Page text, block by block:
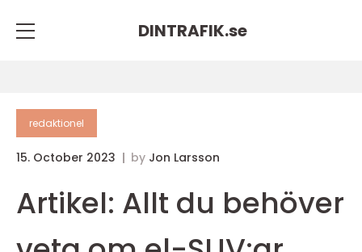
DINTRAFIK.se
redaktionel
15. October 2023 by Jon Larsson
Artikel: Allt du behöver